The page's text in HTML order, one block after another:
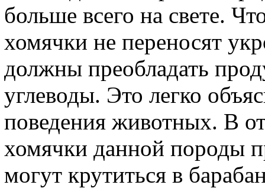
больше всего на свете.
хомячки не переносят
должны преобладать
углеводы. Это легко
поведения животных. В
хомячки данной породы
могут крутиться в